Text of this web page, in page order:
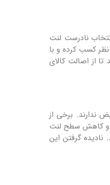
نادرست لنت
کسب کرده و با
از اصالت کالای
ندارند. برخی از
و کاهش سطح لنت
گرفتن این